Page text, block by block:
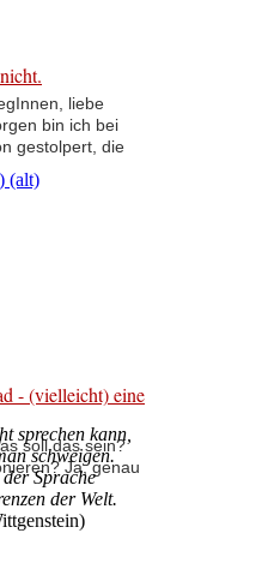
liebe
bin ich bei
gestolpert, die
- (vielleicht) eine
soll das sein?
Ja, genau
(alt)
sprechen kann,
schweigen.
Sprache
der Welt.